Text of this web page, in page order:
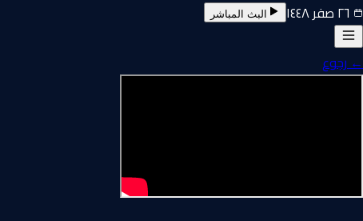
٢٦ صفر ١٤٤٨ البث المباشر
←رجوع